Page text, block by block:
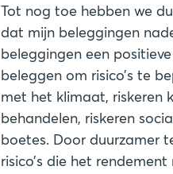
Tot nog toe hebben we
dat mijn beleggingen
beleggingen een
beleggen om risico’s te
met het klimaat, riskeren
behandelen, riskeren
boetes. Door duurzamer
risico’s die het